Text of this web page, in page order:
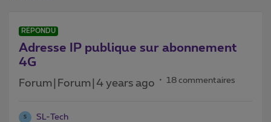
RÉPONDU
Adresse IP publique sur abonnement
4G
Forum|Forum|4 years ago 18 commentaires
S SL-Tech